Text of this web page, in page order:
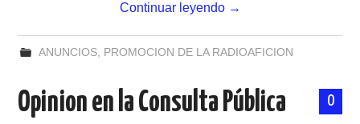
Continuar leyendo →
ANUNCIOS, PROMOCION DE LA RADIOAFICION
0
Opinion en la Consulta Pública